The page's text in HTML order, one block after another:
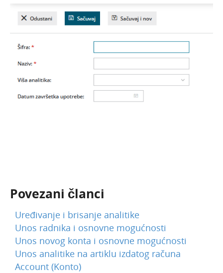
Povezani članci
Uređivanje i brisanje analitike
Unos radnika i osnovne mogućnosti
Unos novog konta i osnovne mogućnosti
Unos analitike na artiklu izdatog računa
Account (Konto)